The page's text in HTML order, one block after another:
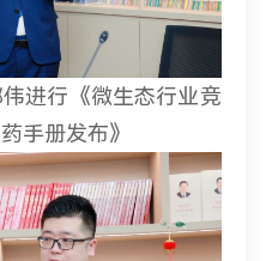
进行《微生态行业竞
手册发布》